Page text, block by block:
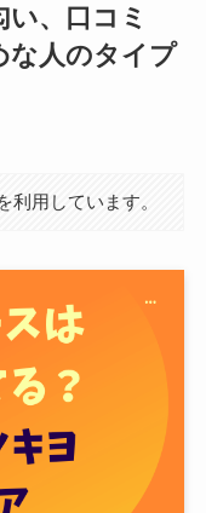
、口コミ
な人のタイプ
利用しています。